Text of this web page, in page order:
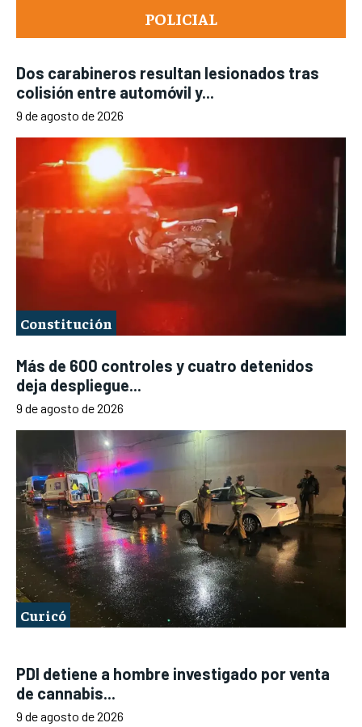
POLICIAL
Dos carabineros resultan lesionados tras
colisión entre automóvil y...
9 de agosto de 2026
Constitución
Más de 600 controles y cuatro detenidos
deja despliegue...
9 de agosto de 2026
Curicó
PDI detiene a hombre investigado por venta
de cannabis...
9 de agosto de 2026